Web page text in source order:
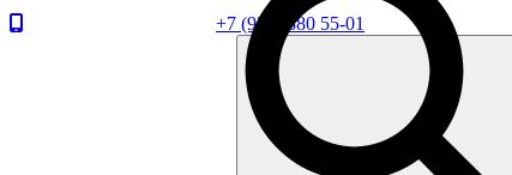
+7 (920) 880 55-01